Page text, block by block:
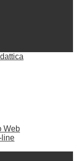
Web
line